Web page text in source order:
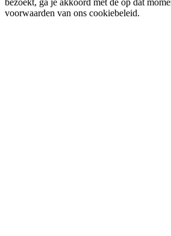
bezoekt, ga je akkoord met de op dat
voorwaarden van ons cookiebeleid.